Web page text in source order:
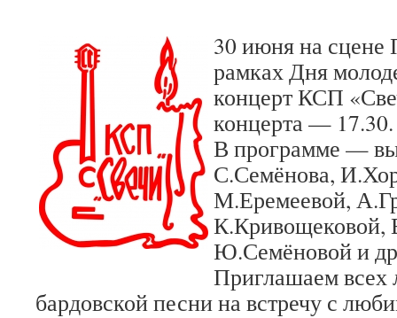
30 июня на сцене
рамках Дня
концерт КСП
концерта — 17.30.
В программе —
С.Семёнова,
М.Еремеевой,
К.Кривощековой,
Ю.Семёновой и
Приглашаем всех
бардовской песни на встречу с